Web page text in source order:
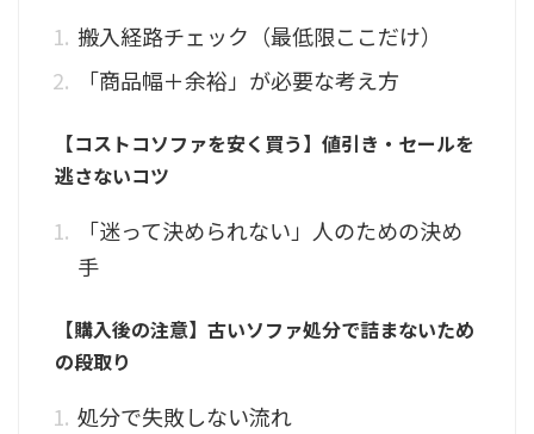
搬入経路チェック（最低限ここだけ）
「商品幅＋余裕」が必要な考え方
【コストコソファを安く買う】値引き・セールを
逃さないコツ
「迷って決められない」人のための決め
手
【購入後の注意】古いソファ処分で詰まないため
の段取り
処分で失敗しない流れ